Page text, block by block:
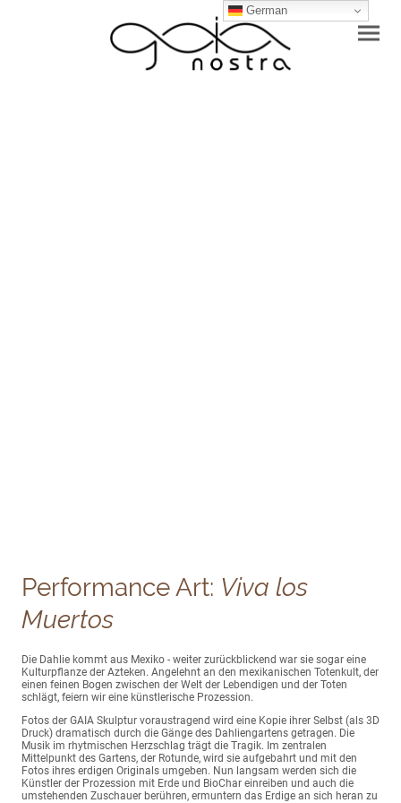
Performance Art: Viva los
Muertos
Die Dahlie kommt aus Mexiko - weiter zurückblickend war sie sogar eine
Kulturpflanze der Azteken. Angelehnt an den mexikanischen Totenkult, der
einen feinen Bogen zwischen der Welt der Lebendigen und der Toten
schlägt, feiern wir eine künstlerische Prozession.
Fotos der GAIA Skulptur voraustragend wird eine Kopie ihrer Selbst (als 3D
Druck) dramatisch durch die Gänge des Dahliengartens getragen. Die
Musik im rhytmischen Herzschlag trägt die Tragik. Im zentralen
Mittelpunkt des Gartens, der Rotunde, wird sie aufgebahrt und mit den
Fotos ihres erdigen Originals umgeben. Nun langsam werden sich die
Künstler der Prozession mit Erde und BioChar einreiben und auch die
umstehenden Zuschauer berühren, ermuntern das Erdige an sich heran zu
German